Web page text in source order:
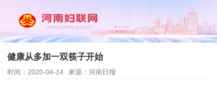
健康从多加一双筷子开始
时间：2020-04-14 来源：河南日报